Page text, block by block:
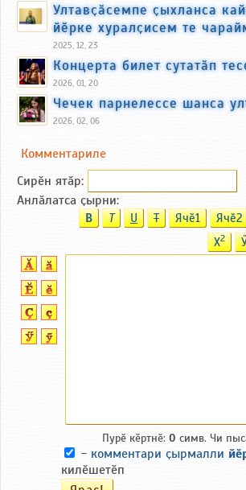
Ултавҫӑсемпе ҫыхланса
йӗрке хуралҫисем те
2025, 12, 23
Концерта билет сутатӑп
2026, 01, 20
Чечек парнелессе шанса
2026, 02, 06
Комментариле
Сирӗн ятӑp:
Анлӑлатса ҫырни:
B T U T Ячӗ1 Ячӗ2
X2
Пурӗ кӗртнӗ: 0 симв. Чи
- комментари ҫырмалли
килӗшетӗп